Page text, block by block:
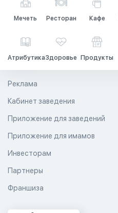
Мечеть Ресторан Кафе
АтрибутикаЗдоровье Продукты
Реклама
Кабинет заведения
Приложение для заведений
Приложение для имамов
Инвесторам
Партнеры
Франшиза